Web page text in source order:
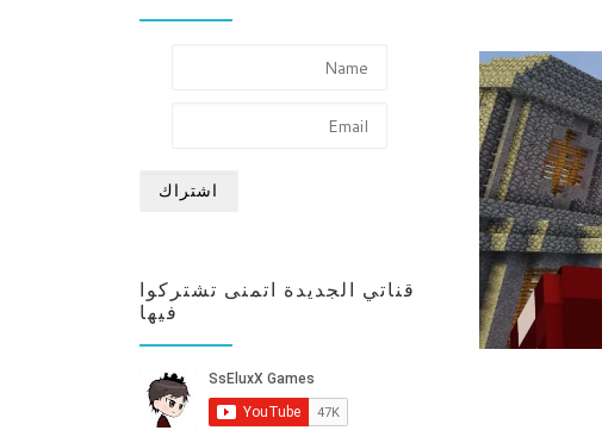
قناتي الجديدة اتمنى تشتركوا
فيها